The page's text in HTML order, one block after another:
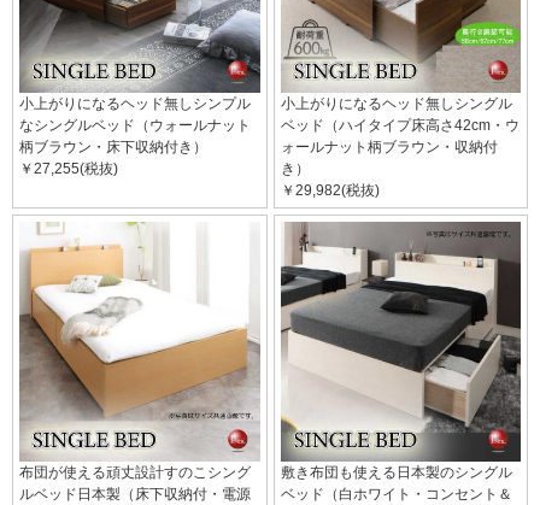
小上がりになるヘッド無しシンプル
なシングルベッド（ウォールナット
柄ブラウン・床下収納付き）
￥27,255(税抜)
小上がりになるヘッド無しシングル
ベッド（ハイタイプ床高さ42cm・ウ
ォールナット柄ブラウン・収納付
き）
￥29,982(税抜)
布団が使える頑丈設計すのこシング
ルベッド日本製（床下収納付・電源
敷き布団も使える日本製のシングル
ベッド（白ホワイト・コンセント＆